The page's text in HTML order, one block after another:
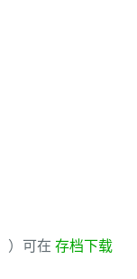
）可在 存档下载